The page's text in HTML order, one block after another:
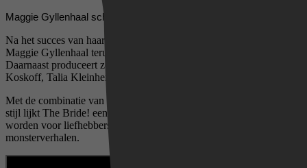
Maggie Gyllenhaal schrijft en regisseert
Na het succes van haar regiedebuut The Lost Daughter keert
Maggie Gyllenhaal terug als schrijver en regisseur van The Bride!.
Daarnaast produceert ze de film samen met Emma Tillinger
Koskoff, Talia Kleinhendler en Osnat Handelsman Keren.
Met de combinatie van gotische horror, romantiek en een moderne
stijl lijkt The Bride! een van de opvallendste films van het jaar te
worden voor liefhebbers van donkere drama’s en klassieke
monsterverhalen.